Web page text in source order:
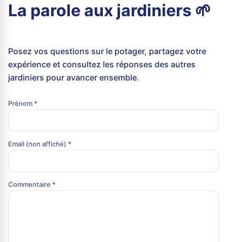
La parole aux jardiniers 🌱
Posez vos questions sur le potager, partagez votre
expérience et consultez les réponses des autres
jardiniers pour avancer ensemble.
Prénom *
Email (non affiché) *
Commentaire *